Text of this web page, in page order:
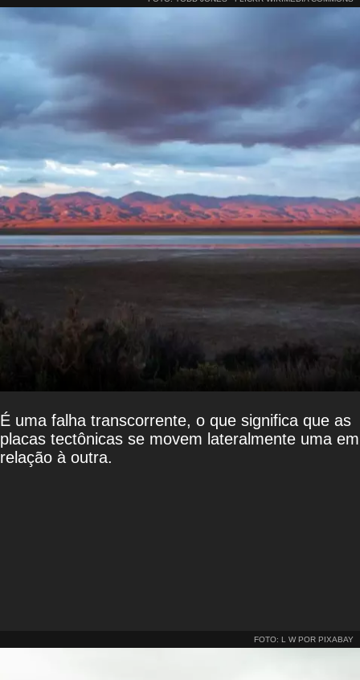
É uma falha transcorrente, o que significa que as
placas tectônicas se movem lateralmente uma em
relação à outra.
FOTO: L W POR PIXABAY